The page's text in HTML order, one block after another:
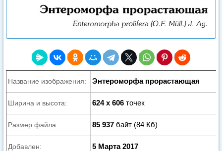
Название изображения: Энтероморфа прорастающая
Ширина и высота: 624 x 606 точек
Размер файла: 85 937 байт (84 Кб)
Добавлен: 5 Марта 2017